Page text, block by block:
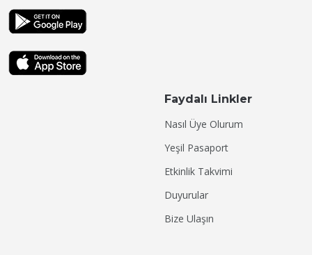
Faydalı Linkler
Nasıl Üye Olurum
Yeşil Pasaport
Etkinlik Takvimi
Duyurular
Bize Ulaşın